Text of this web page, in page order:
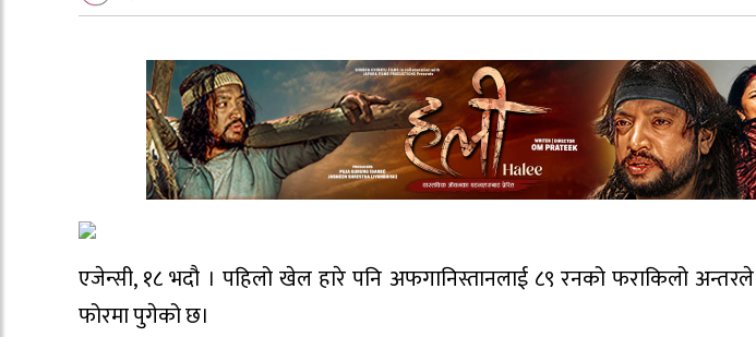
एजेन्सी, १८ भदौ । पहिलो खेल हारे पनि अफगानिस्तानलाई ८९ रनको फराकिलो
फोरमा पुगेको छ।